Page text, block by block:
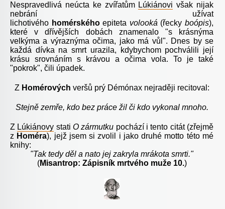
Nespravedlivá neúcta ke zvířatům Lúkiánovi však nijak
nebrání užívat
lichotivého homérského epiteta volooká (řecky boópis),
které v dřívějších dobách znamenalo "s krásnýma
velkýma a výraznýma očima, jako má vůl". Dnes by se
každá dívka na smrt urazila, kdybychom pochválili její
krásu srovnáním s krávou a očima vola. To je také
"pokrok", čili úpadek.
Z Homérových veršů prý Démónax nejraději recitoval:
Stejně zemře, kdo bez práce žil či kdo vykonal mnoho.
Z Lúkiánovy statiO zármutku pochází i tento citát (zřejmě
z Homéra), jejž jsem si zvolil i jako druhé motto této mé
knihy:
"Tak tedy děl a nato jej zakryla mrákota smrti."
(Misantrop: Zápisník mrtvého muže 10.)